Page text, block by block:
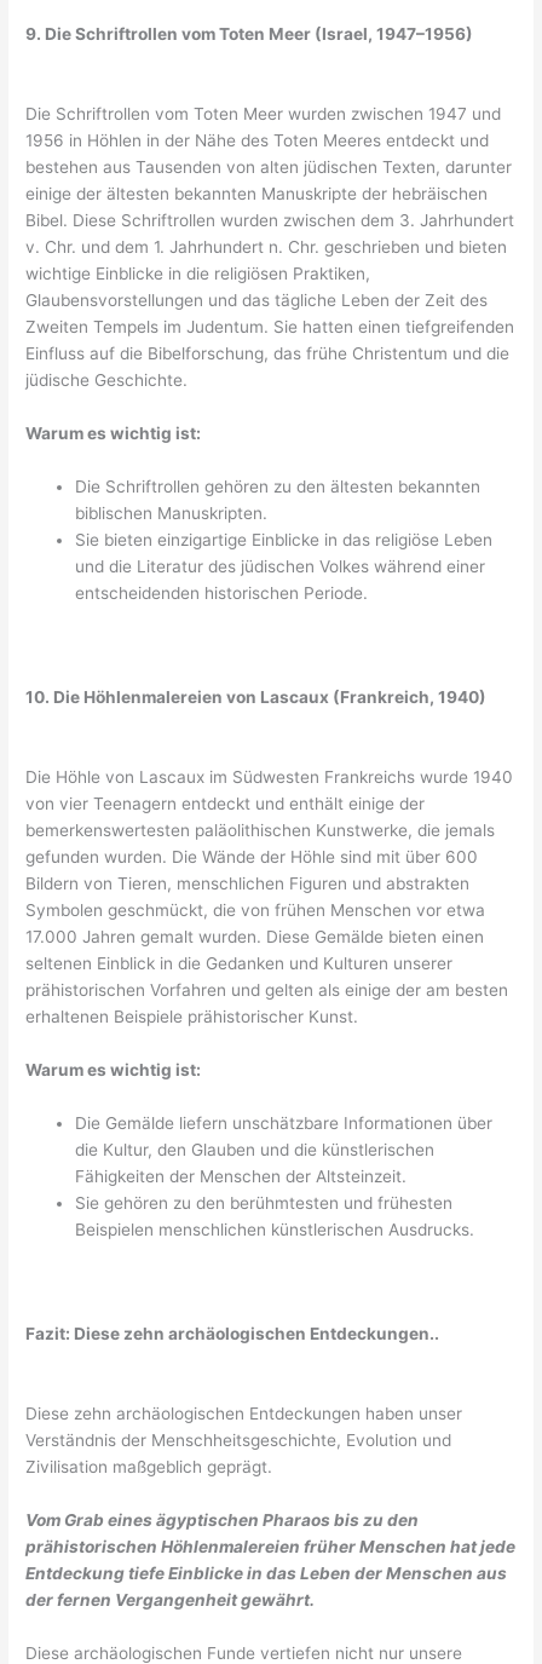
9. Die Schriftrollen vom Toten Meer (Israel, 1947–1956)
Die Schriftrollen vom Toten Meer wurden zwischen 1947 und
1956 in Höhlen in der Nähe des Toten Meeres entdeckt und
bestehen aus Tausenden von alten jüdischen Texten, darunter
einige der ältesten bekannten Manuskripte der hebräischen
Bibel. Diese Schriftrollen wurden zwischen dem 3. Jahrhundert
v. Chr. und dem 1. Jahrhundert n. Chr. geschrieben und bieten
wichtige Einblicke in die religiösen Praktiken,
Glaubensvorstellungen und das tägliche Leben der Zeit des
Zweiten Tempels im Judentum. Sie hatten einen tiefgreifenden
Einfluss auf die Bibelforschung, das frühe Christentum und die
jüdische Geschichte.
Warum es wichtig ist:
Die Schriftrollen gehören zu den ältesten bekannten
biblischen Manuskripten.
Sie bieten einzigartige Einblicke in das religiöse Leben
und die Literatur des jüdischen Volkes während einer
entscheidenden historischen Periode.
10. Die Höhlenmalereien von Lascaux (Frankreich, 1940)
Die Höhle von Lascaux im Südwesten Frankreichs wurde 1940
von vier Teenagern entdeckt und enthält einige der
bemerkenswertesten paläolithischen Kunstwerke, die jemals
gefunden wurden. Die Wände der Höhle sind mit über 600
Bildern von Tieren, menschlichen Figuren und abstrakten
Symbolen geschmückt, die von frühen Menschen vor etwa
17.000 Jahren gemalt wurden. Diese Gemälde bieten einen
seltenen Einblick in die Gedanken und Kulturen unserer
prähistorischen Vorfahren und gelten als einige der am besten
erhaltenen Beispiele prähistorischer Kunst.
Warum es wichtig ist:
Die Gemälde liefern unschätzbare Informationen über
die Kultur, den Glauben und die künstlerischen
Fähigkeiten der Menschen der Altsteinzeit.
Sie gehören zu den berühmtesten und frühesten
Beispielen menschlichen künstlerischen Ausdrucks.
Fazit: Diese zehn archäologischen Entdeckungen..
Diese zehn archäologischen Entdeckungen haben unser
Verständnis der Menschheitsgeschichte, Evolution und
Zivilisation maßgeblich geprägt.
Vom Grab eines ägyptischen Pharaos bis zu den
prähistorischen Höhlenmalereien früher Menschen hat jede
Entdeckung tiefe Einblicke in das Leben der Menschen aus
der fernen Vergangenheit gewährt.
Diese archäologischen Funde vertiefen nicht nur unsere